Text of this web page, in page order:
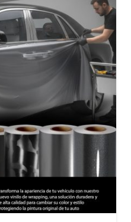
hasta
$4,053.55